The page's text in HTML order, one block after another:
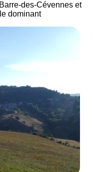
des-Cévennes et
dominant